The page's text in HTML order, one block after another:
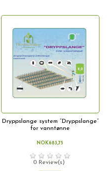
Dryppslange system “Dryppslange”
for vanntønne
NOK683,75
0 Review(s)